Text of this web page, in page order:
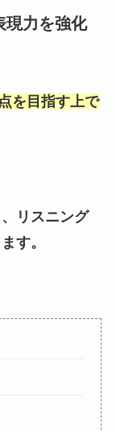
力を強化
を目指す上で
リスニング
す。